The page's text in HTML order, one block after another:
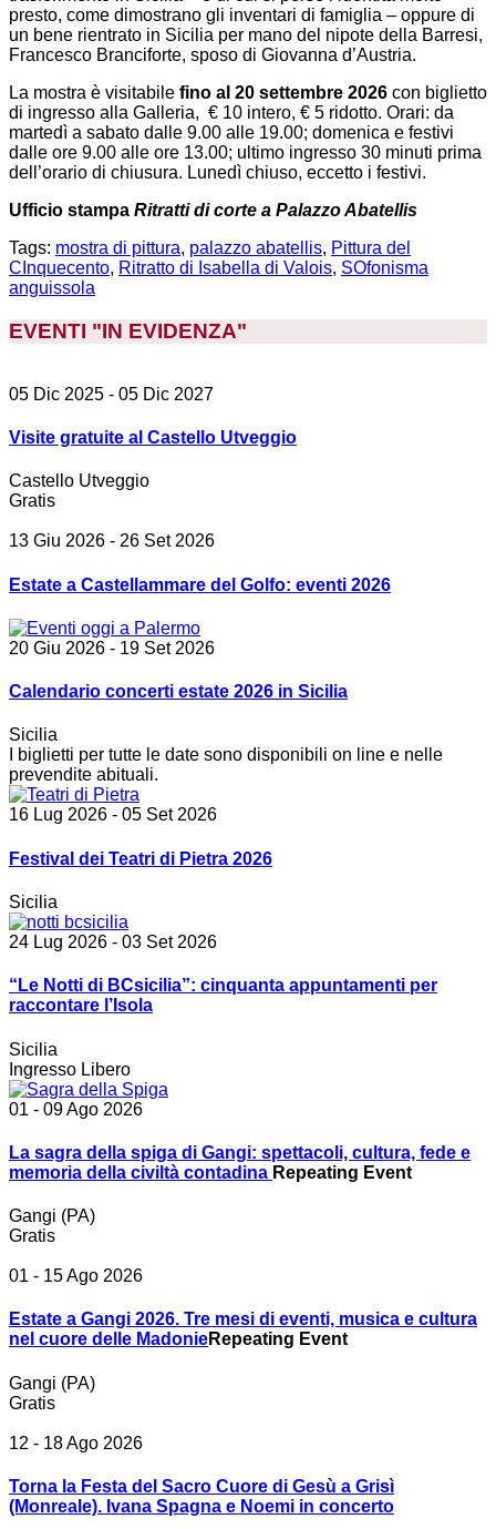
presto, come dimostrano gli inventari di famiglia – oppure di
un bene rientrato in Sicilia per mano del nipote della Barresi,
Francesco Branciforte, sposo di Giovanna d’Austria.
La mostra è visitabile fino al 20 settembre 2026 con biglietto
di ingresso alla Galleria, € 10 intero, € 5 ridotto. Orari: da
martedì a sabato dalle 9.00 alle 19.00; domenica e festivi
dalle ore 9.00 alle ore 13.00; ultimo ingresso 30 minuti prima
dell’orario di chiusura. Lunedì chiuso, eccetto i festivi.
Ufficio stampa Ritratti di corte a Palazzo Abatellis
Tags: mostra di pittura, palazzo abatellis, Pittura del
CInquecento, Ritratto di Isabella di Valois, SOfonisma
anguissola
EVENTI "IN EVIDENZA"
05 Dic 2025 - 05 Dic 2027
Visite gratuite al Castello Utveggio
Castello Utveggio
Gratis
13 Giu 2026 - 26 Set 2026
Estate a Castellammare del Golfo: eventi 2026
20 Giu 2026 - 19 Set 2026
Calendario concerti estate 2026 in Sicilia
Sicilia
I biglietti per tutte le date sono disponibili on line e nelle
prevendite abituali.
16 Lug 2026 - 05 Set 2026
Festival dei Teatri di Pietra 2026
Sicilia
24 Lug 2026 - 03 Set 2026
“Le Notti di BCsicilia”: cinquanta appuntamenti per
raccontare l’Isola
Sicilia
Ingresso Libero
01 - 09 Ago 2026
La sagra della spiga di Gangi: spettacoli, cultura, fede e
memoria della civiltà contadina Repeating Event
Gangi (PA)
Gratis
01 - 15 Ago 2026
Estate a Gangi 2026. Tre mesi di eventi, musica e cultura
nel cuore delle MadonieRepeating Event
Gangi (PA)
Gratis
12 - 18 Ago 2026
Torna la Festa del Sacro Cuore di Gesù a Grisì
(Monreale). Ivana Spagna e Noemi in concerto